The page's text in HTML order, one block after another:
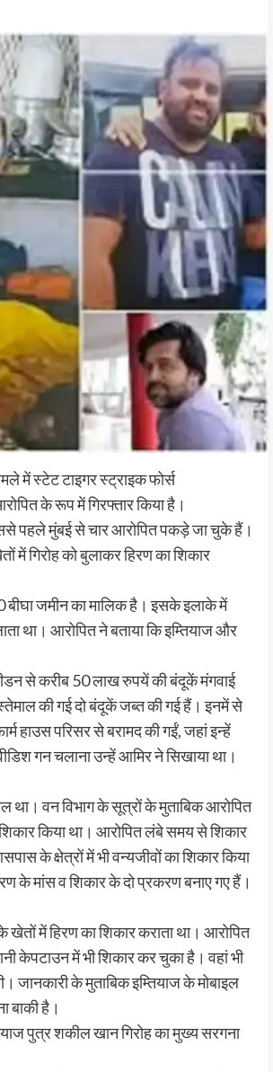
में स्टेट टाइगर स्ट्राइक फोर्स
के रूप में गिरफ्तार किया है।
पहले मुंबई से चार आरोपित पकड़े जा चुके हैं।
गिरोह को बुलाकर हिरण का शिकार
जमीन का मालिक है। इसके इलाके में
था। आरोपित ने बताया कि इम्तियाज और
से करीब 50 लाख रुपयें की बंदूकें मंगवाई
की गई दो बंदूकें जब्त की गई हैं। इनमें से
हाउस परिसर से बरामद की गईं, जहां इन्हें
गन चलाना उन्हें आमिर ने सिखाया था।
था। वन विभाग के सूत्रों के मुताबिक आरोपित
किया था। आरोपित लंबे समय से शिकार
के क्षेत्रों में भी वन्यजीवों का शिकार किया
के मांस व शिकार के दो प्रकरण बनाए गए हैं।
में हिरण का शिकार कराता था। आराेपित
केपटाउन में भी शिकार कर चुका है। वहां भी
जानकारी के मुताबिक इम्तियाज के मोबाइल
बाकी है।
पुत्र शकील खान गिरोह का मुख्य सरगना